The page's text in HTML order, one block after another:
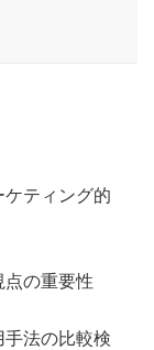
グ的
要性
較検